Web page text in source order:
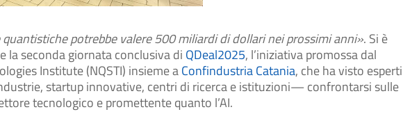
potrebbe valere 500 miliardi di dollari nei prossimi anni». Si è
la seconda giornata conclusiva di QDeal2025, l’iniziativa promossa dal
Institute (NQSTI) insieme aConfindustria Catania, che ha visto esperti
startup innovative, centri di ricerca e istituzioni— confrontarsi sulle
tecnologico e promettente quanto l’AI.